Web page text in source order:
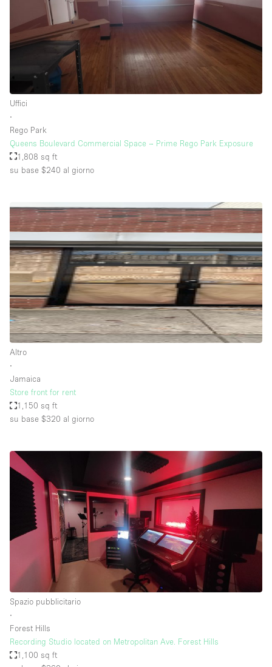
Uffici
∙
Rego Park
Queens Boulevard Commercial Space – Prime Rego Park Exposure
1,808 sq ft
su base $240 al giorno
Altro
∙
Jamaica
Store front for rent
1,150 sq ft
su base $320 al giorno
Spazio pubblicitario
∙
Forest Hills
Recording Studio located on Metropolitan Ave. Forest Hills
1,100 sq ft